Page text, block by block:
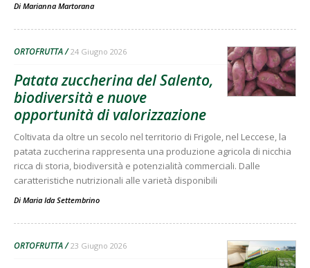
Di Marianna Martorana
ORTOFRUTTA 24 Giugno 2026
Patata zuccherina del Salento,
biodiversità e nuove
opportunità di valorizzazione
Coltivata da oltre un secolo nel territorio di Frigole, nel Leccese, la
patata zuccherina rappresenta una produzione agricola di nicchia
ricca di storia, biodiversità e potenzialità commerciali. Dalle
caratteristiche nutrizionali alle varietà disponibili
Di Maria Ida Settembrino
ORTOFRUTTA 23 Giugno 2026